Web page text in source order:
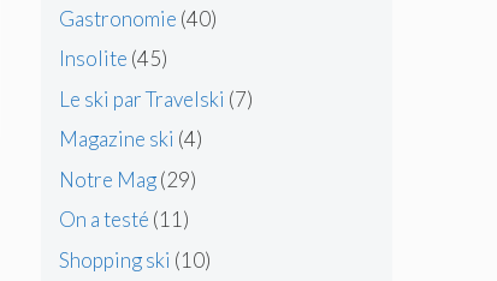
Gastronomie (40)
Insolite (45)
Le ski par Travelski (7)
Magazine ski (4)
Notre Mag(29)
On a testé (11)
Shopping ski (10)